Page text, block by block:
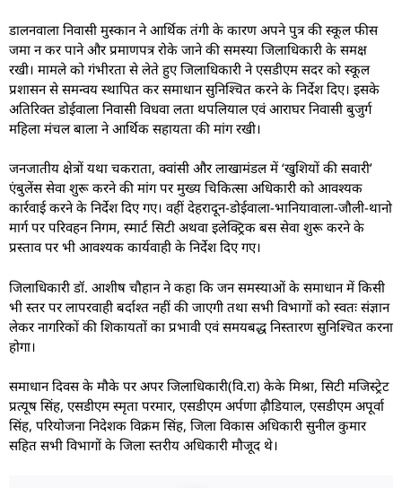
डालनवाला निवासी मुस्कान ने आर्थिक तंगी के कारण अपने पुत्र की स्कूल फीस
जमा न कर पाने और प्रमाणपत्र रोके जाने की समस्या जिलाधिकारी के समक्ष
रखी। मामले को गंभीरता से लेते हुए जिलाधिकारी ने एसडीएम सदर को स्कूल
प्रशासन से समन्वय स्थापित कर समाधान सुनिश्चित करने के निर्देश दिए। इसके
अतिरिक्त डोईवाला निवासी विधवा लता थपलियाल एवं आराघर निवासी बुजुर्ग
महिला मंचल बाला ने आर्थिक सहायता की मांग रखी।
जनजातीय क्षेत्रों यथा चकराता, क्वांसी और लाखामंडल में ‘खुशियों की सवारी’
एंबुलेंस सेवा शुरू करने की मांग पर मुख्य चिकित्सा अधिकारी को आवश्यक
कार्रवाई करने के निर्देश दिए गए। वहीं देहरादून-डोईवाला-भानियावाला-जौली-थानो
मार्ग पर परिवहन निगम, स्मार्ट सिटी अथवा इलेक्ट्रिक बस सेवा शुरू करने के
प्रस्ताव पर भी आवश्यक कार्यवाही के निर्देश दिए गए।
जिलाधिकारी डॉ. आशीष चौहान ने कहा कि जन समस्याओं के समाधान में किसी
भी स्तर पर लापरवाही बर्दाश्त नहीं की जाएगी तथा सभी विभागों को स्वतः संज्ञान
लेकर नागरिकों की शिकायतों का प्रभावी एवं समयबद्ध निस्तारण सुनिश्चित करना
होगा।
समाधान दिवस के मौके पर अपर जिलाधिकारी(वि.रा) केके मिश्रा, सिटी मजिस्ट्रेट
प्रत्यूष सिंह, एसडीएम स्मृता परमार, एसडीएम अर्पणा ढ़ौडियाल, एसडीएम अपूर्वा
सिंह, परियोजना निदेशक विक्रम सिंह, जिला विकास अधिकारी सुनील कुमार
सहित सभी विभागों के जिला स्तरीय अधिकारी मौजूद थे।